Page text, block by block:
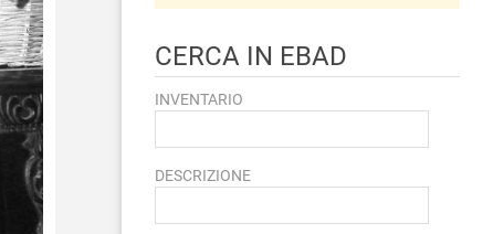
CERCA IN EBAD
INVENTARIO
DESCRIZIONE